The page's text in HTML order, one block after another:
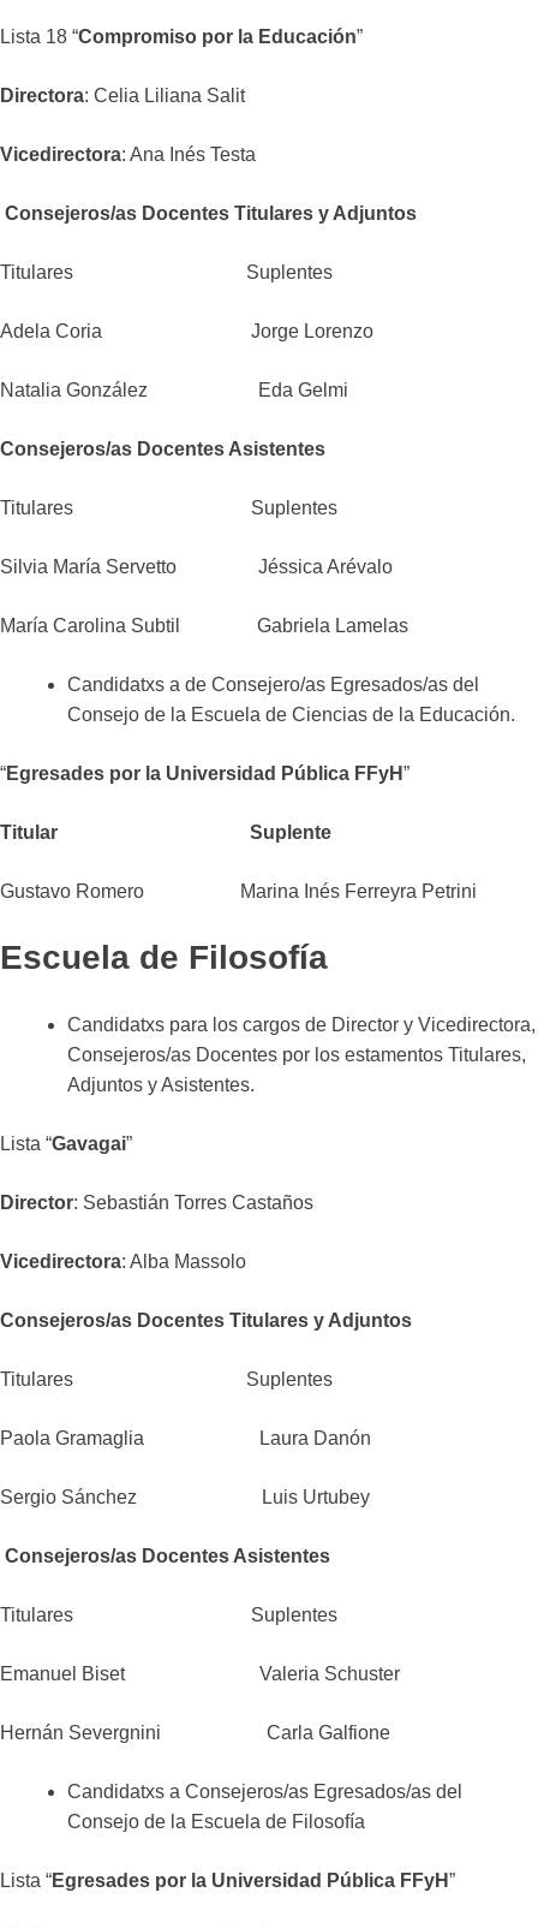
Lista 18 “Compromiso por la Educación”
Directora: Celia Liliana Salit
Vicedirectora: Ana Inés Testa
Consejeros/as Docentes Titulares y Adjuntos
Titulares Suplentes
Adela Coria Jorge Lorenzo
Natalia González Eda Gelmi
Consejeros/as Docentes Asistentes
Titulares Suplentes
Silvia María Servetto Jéssica Arévalo
María Carolina Subtil Gabriela Lamelas
Candidatxs a de Consejero/as Egresados/as del
Consejo de la Escuela de Ciencias de la Educación.
“Egresades por la Universidad Pública FFyH”
Titular Suplente
Gustavo Romero Marina Inés Ferreyra Petrini
Escuela de Filosofía
Candidatxs para los cargos de Director y Vicedirectora,
Consejeros/as Docentes por los estamentos Titulares,
Adjuntos y Asistentes.
Lista “Gavagai”
Director: Sebastián Torres Castaños
Vicedirectora: Alba Massolo
Consejeros/as Docentes Titulares y Adjuntos
Titulares Suplentes
Paola Gramaglia Laura Danón
Sergio Sánchez Luis Urtubey
Consejeros/as Docentes Asistentes
Titulares Suplentes
Emanuel Biset Valeria Schuster
Hernán Severgnini Carla Galfione
Candidatxs a Consejeros/as Egresados/as del
Consejo de la Escuela de Filosofía
Lista “Egresades por la Universidad Pública FFyH”